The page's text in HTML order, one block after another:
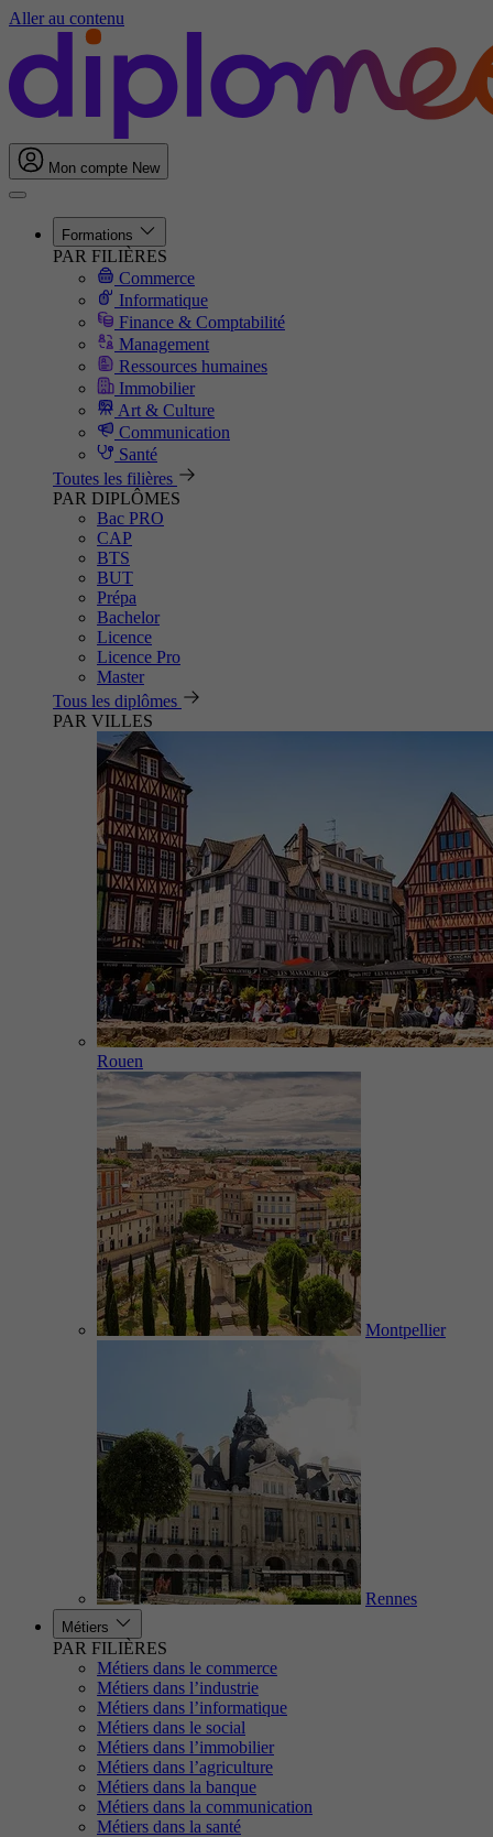
Aller au contenu
Mon compte New
Formations
PAR FILIÈRES
Commerce
Informatique
Finance & Comptabilité
Management
Ressources humaines
Immobilier
Art & Culture
Communication
Santé
Toutes les filières
PAR DIPLÔMES
Bac PRO
CAP
BTS
BUT
Prépa
Bachelor
Licence
Licence Pro
Master
Tous les diplômes
PAR VILLES
Rouen
Montpellier
Rennes
Métiers
PAR FILIÈRES
Métiers dans le commerce
Métiers dans l’industrie
Métiers dans l’informatique
Métiers dans le social
Métiers dans l’immobilier
Métiers dans l’agriculture
Métiers dans la banque
Métiers dans la communication
Métiers dans la santé